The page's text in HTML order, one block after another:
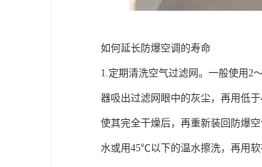
如何延长防爆空调的寿命
1.定期清洗空气过滤网。一般使用2
器吸出过滤网眼中的灰尘，再用低
使其完全干燥后，再重新装回防爆
水或用45℃以下的温水擦洗，再用软